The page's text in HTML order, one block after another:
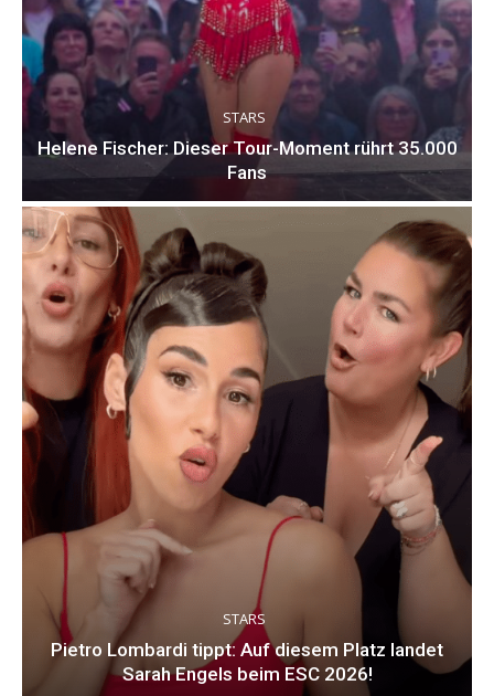
STARS
Helene Fischer: Dieser Tour-Moment rührt 35.000
Fans
STARS
Pietro Lombardi tippt: Auf diesem Platz landet
Sarah Engels beim ESC 2026!